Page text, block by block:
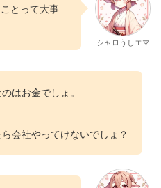
とって大事
シャロうしエマ
はお金でしょ。
会社やってけないでしょ？